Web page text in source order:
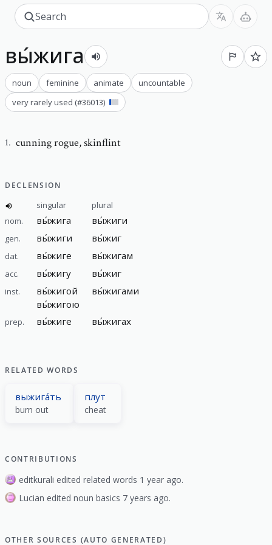
вы́жига
noun feminine animate
uncountable
very rarely used (#36013)
1. cunning rogue,skinflint
DECLENSION
singular
plural
nom.
вы́жига вы́жиги
gen. вы́жиги вы́жиг
dat. вы́жиге вы́жигам
acc. вы́жигу вы́жиг
inst.
вы́жигой
вы́жигою
вы́жигами
prep. вы́жиге вы́жигах
RELATED WORDS
выжига́ть
burn out
плут
cheat
CONTRIBUTIONS
editkurali edited related words 1 year ago.
Lucian edited noun basics 7 years ago.
OTHER SOURCES (AUTO GENERATED)